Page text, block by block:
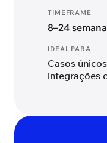
TIMEFRAME
8–24
IDEAL PARA
Casos
integrações